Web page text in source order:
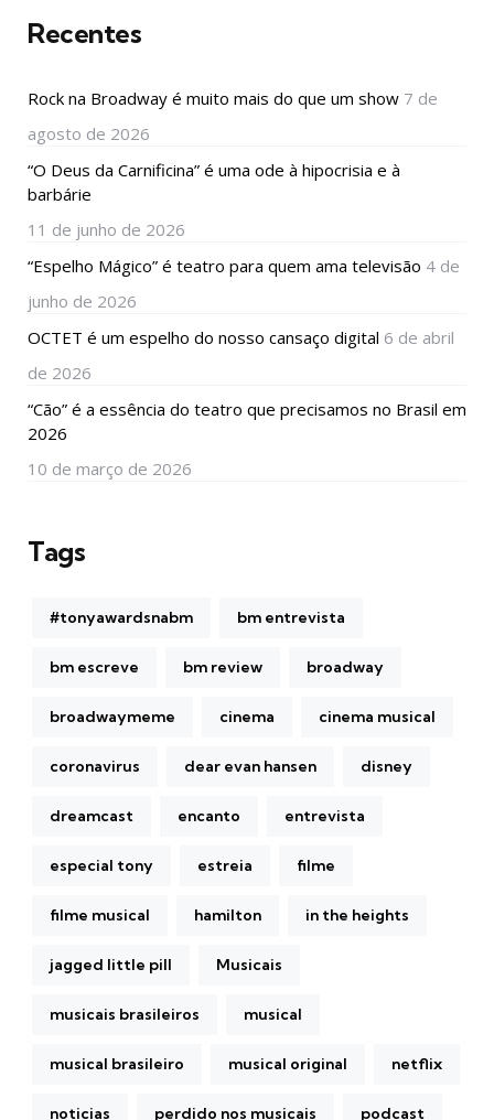
Recentes
Rock na Broadway é muito mais do que um show 7 de
agosto de 2026
“O Deus da Carnificina” é uma ode à hipocrisia e à
barbárie
11 de junho de 2026
“Espelho Mágico” é teatro para quem ama televisão 4 de
junho de 2026
OCTET é um espelho do nosso cansaço digital 6 de abril
de 2026
“Cão” é a essência do teatro que precisamos no Brasil em
2026
10 de março de 2026
Tags
#tonyawardsnabm bm entrevista
bm escreve bm review broadway
broadwaymeme cinema cinema musical
coronavirus dear evan hansen disney
dreamcast encanto entrevista
especial tony estreia filme
filme musical hamilton in the heights
jagged little pill Musicais
musicais brasileiros musical
musical brasileiro musical original netflix
noticias perdido nos musicais podcast